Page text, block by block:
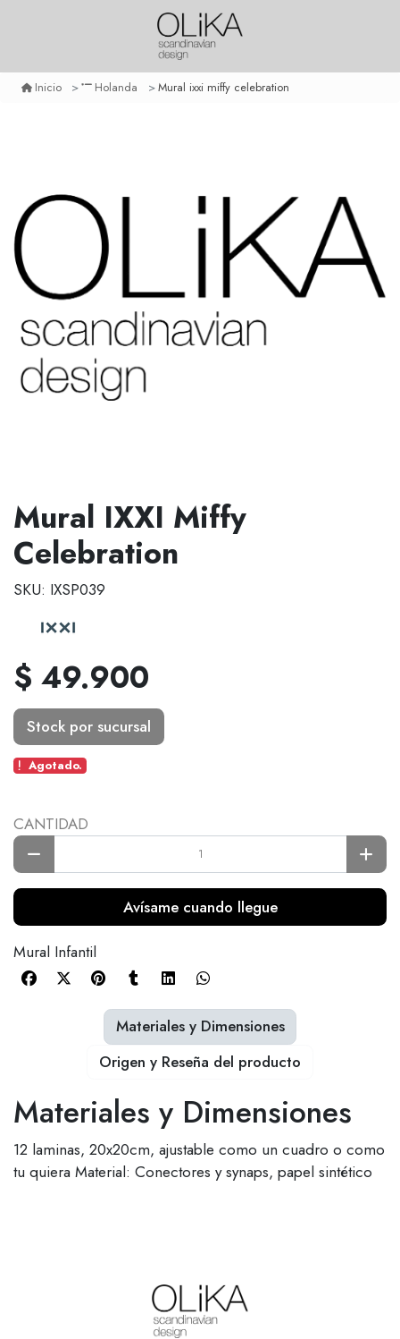
Inicio Holanda Mural ixxi miffy celebration
Mural IXXI Miffy
Celebration
SKU: IXSP039
$ 49.900
Stock por sucursal
Agotado.
CANTIDAD
Avísame cuando llegue
Mural Infantil
Materiales y Dimensiones
12 laminas, 20x20cm, ajustable como un cuadro o como
tu quiera Material: Conectores y synaps, papel sintético
Materiales y Dimensiones
Origen y Reseña del producto